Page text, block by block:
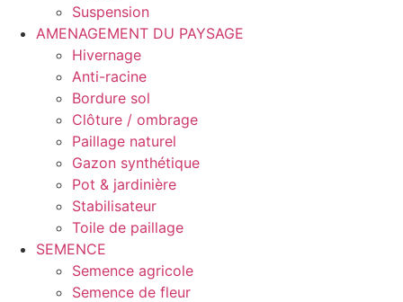
Suspension
AMENAGEMENT DU PAYSAGE
Hivernage
Anti-racine
Bordure sol
Clôture / ombrage
Paillage naturel
Gazon synthétique
Pot & jardinière
Stabilisateur
Toile de paillage
SEMENCE
Semence agricole
Semence de fleur